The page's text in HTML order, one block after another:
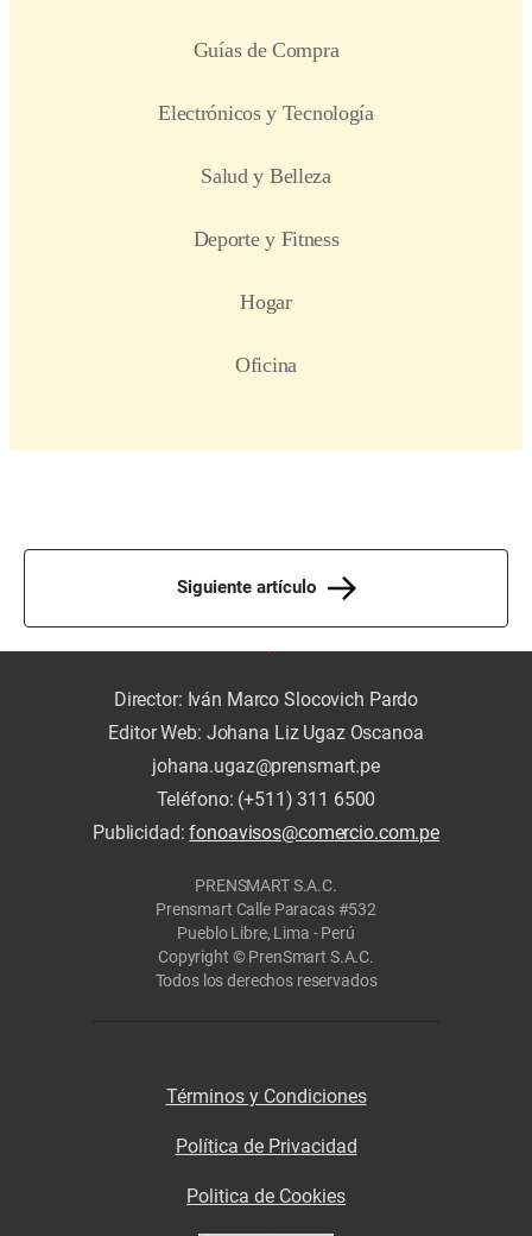
Siguiente artículo
Director: Iván Marco Slocovich Pardo
Editor Web: Johana Liz Ugaz Oscanoa
johana.ugaz@prensmart.pe
Teléfono: (+511) 311 6500
Publicidad:fonoavisos@comercio.com.pe
PRENSMART S.A.C.
Prensmart Calle Paracas #532
Pueblo Libre, Lima - Perú
Copyright © PrenSmart S.A.C.
Todos los derechos reservados
Términos y Condiciones
Política de Privacidad
Politica de Cookies